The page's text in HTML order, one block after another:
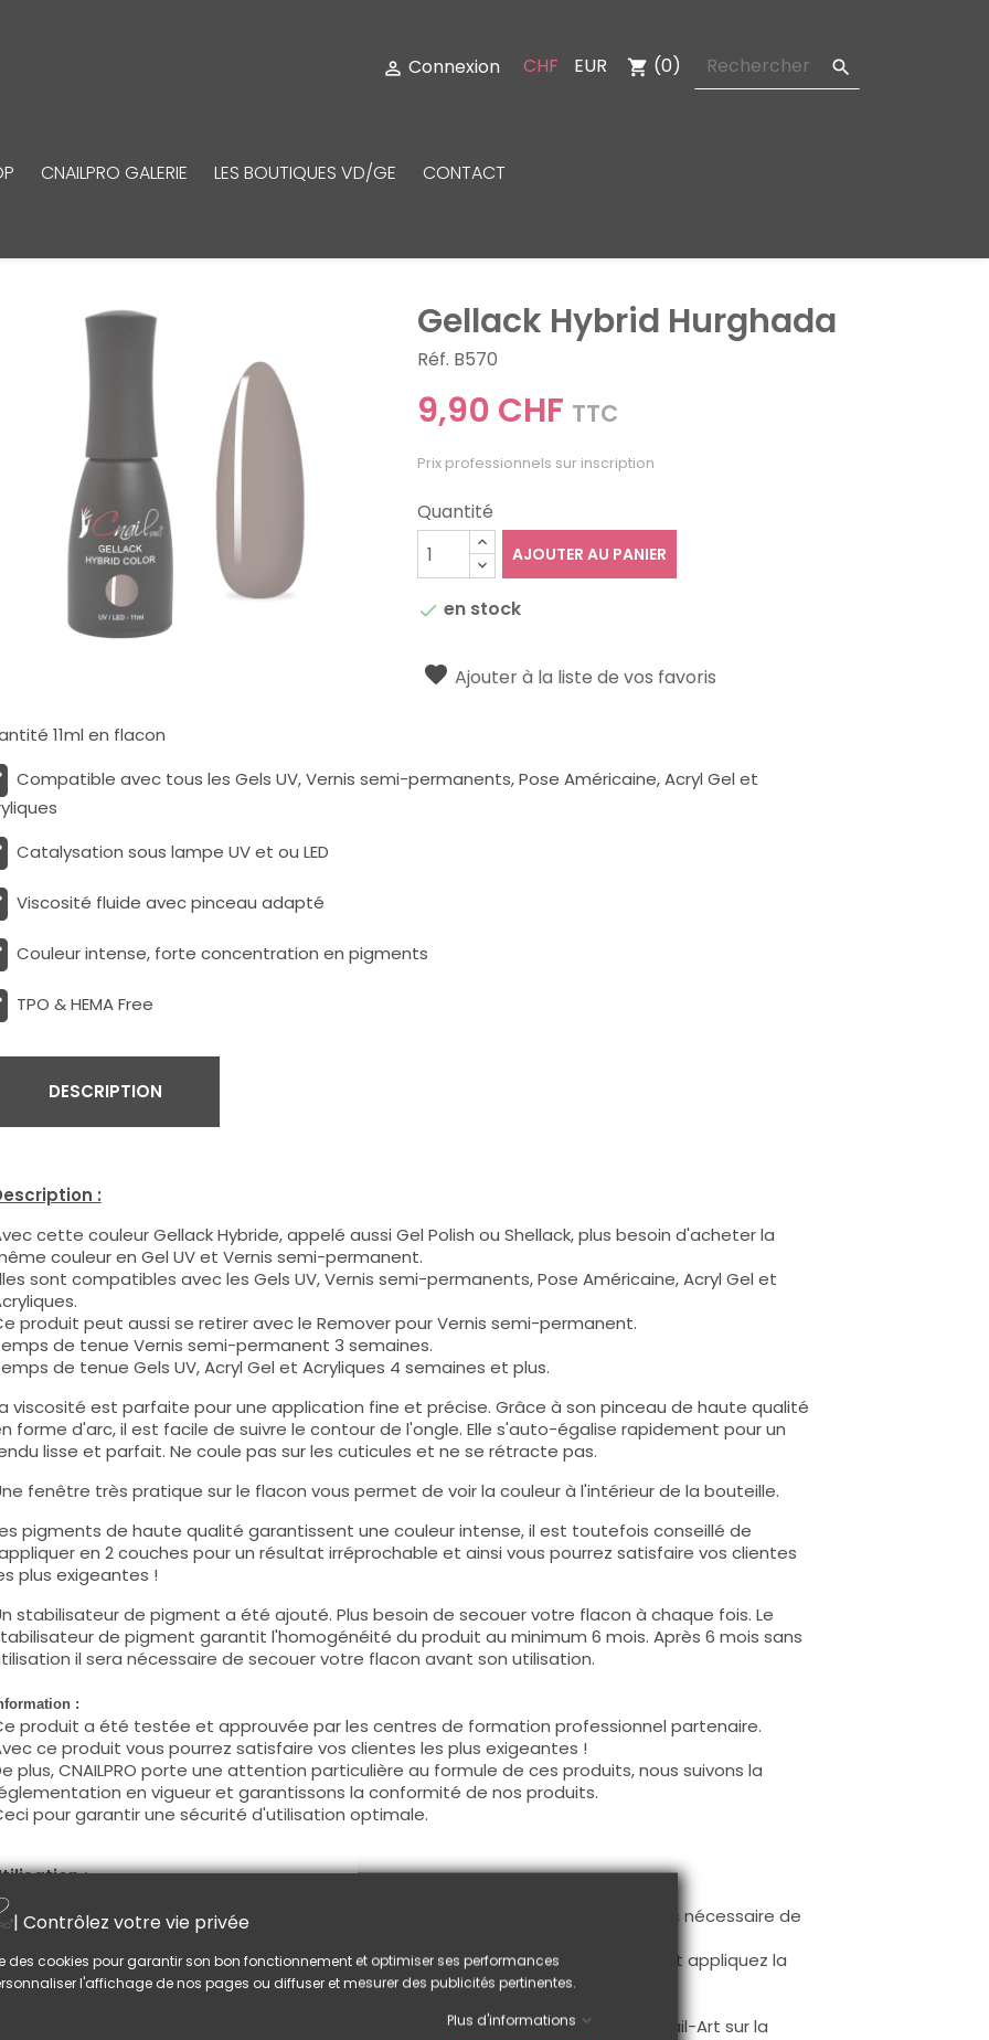
 Connexion CHF EUR shopping_cart (0) 
CNAILPRO GALERIE LES BOUTIQUES VD/GE CONTACT
Gellack Hybrid Hurghada
Réf. B570
9,90 CHF TTC
Prix professionnels sur inscription
Quantité
AJOUTER AU PANIER
 en stock
Ajouter à la liste de vos favoris
11ml en flacon
Compatible avec tous les Gels UV, Vernis semi-permanents, Pose Américaine, Acryl Gel et
Catalysation sous lampe UV et ou LED
Viscosité fluide avec pinceau adapté
Couleur intense, forte concentration en pigments
TPO & HEMA Free
DESCRIPTION
:
cette couleur Gellack Hybride, appelé aussi Gel Polish ou Shellack, plus besoin d'acheter la
couleur en Gel UV et Vernis semi-permanent.
sont compatibles avec les Gels UV, Vernis semi-permanents, Pose Américaine, Acryl Gel et
produit peut aussi se retirer avec le Remover pour Vernis semi-permanent.
de tenue Vernis semi-permanent 3 semaines.
de tenue Gels UV, Acryl Gel et Acryliques 4 semaines et plus.
viscosité est parfaite pour une application fine et précise. Grâce à son pinceau de haute qualité
forme d'arc, il est facile de suivre le contour de l'ongle. Elle s'auto-égalise rapidement pour un
lisse et parfait. Ne coule pas sur les cuticules et ne se rétracte pas.
fenêtre très pratique sur le flacon vous permet de voir la couleur à l'intérieur de la bouteille.
pigments de haute qualité garantissent une couleur intense, il est toutefois conseillé de
en 2 couches pour un résultat irréprochable et ainsi vous pourrez satisfaire vos clientes
plus exigeantes !
stabilisateur de pigment a été ajouté. Plus besoin de secouer votre flacon à chaque fois. Le
de pigment garantit l'homogénéité du produit au minimum 6 mois. Après 6 mois sans
il sera nécessaire de secouer votre flacon avant son utilisation.
:
produit a été testée et approuvée par les centres de formation professionnel partenaire.
ce produit vous pourrez satisfaire vos clientes les plus exigeantes !
plus, CNAILPRO porte une attention particulière au formule de ces produits, nous suivons la
en vigueur et garantissons la conformité de nos produits.
pour garantir une sécurité d'utilisation optimale.
:
couleur s'applique avec son pinceau, de manière fine, sur la base (il n'est pas nécessaire de
la couche de cohésion) ou sur la construction après limage.
produit s'applique en deux couches, fermez le bord libre à la première couche et appliquez la
couche pour garantir un résultat optimal.
pouvez dégraisser la couche de cohésion si vous désirez faire une création Nail-Art sur la
| Contrôlez votre vie privée
des cookies pour garantir son bon fonctionnement et optimiser ses performances
l'affichage de nos pages ou diffuser et mesurer des publicités pertinentes.
Plus d'informations